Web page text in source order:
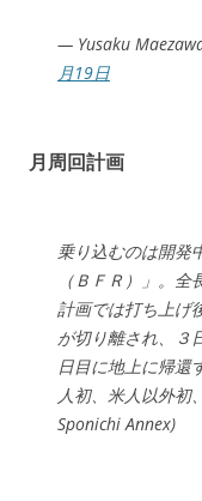
— Yusaku
月19日
月周回計画
乗り込むのは開発
（ＢＦＲ）」。全
計画では打ち上げ
が切り離され、３
日目に地上に帰還
人初、米人以外初
Sponichi Annex)